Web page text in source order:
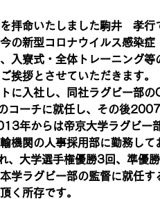
拝命いたしました駒井　孝行
の新型コロナウイルス感染
入寮式・全体トレーニング
挨拶とさせていただきます。
に入社し、同社ラグビー部
コーチに就任し、その後
年からは帝京大学ラグビー
機関の人事採用部に勤務して
大学選手権優勝3回、準優
学ラグビー部の監督に就任
く所存です。